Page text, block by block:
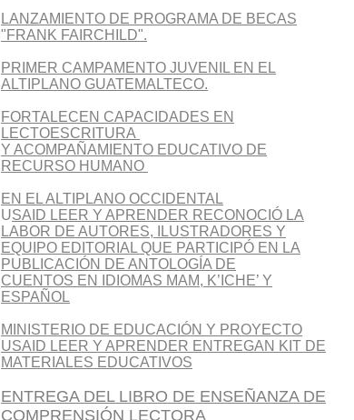
LANZAMIENTO DE PROGRAMA DE BECAS
"FRANK FAIRCHILD".
PRIMER CAMPAMENTO JUVENIL EN EL
ALTIPLANO GUATEMALTECO.
FORTALECEN CAPACIDADES EN
LECTOESCRITURA
Y ACOMPAÑAMIENTO EDUCATIVO DE
RECURSO HUMANO
EN EL ALTIPLANO OCCIDENTAL
USAID LEER Y APRENDER RECONOCIÓ LA
LABOR DE AUTORES, ILUSTRADORES Y
EQUIPO EDITORIAL QUE PARTICIPÓ EN LA
PUBLICACIÓN DE ANTOLOGÍA DE
CUENTOS EN IDIOMAS MAM, K’ICHE’ Y
ESPAÑOL
MINISTERIO DE EDUCACIÓN Y PROYECTO
USAID LEER Y APRENDER ENTREGAN KIT DE
MATERIALES EDUCATIVOS
ENTREGA DEL LIBRO DE ENSEÑANZA DE
COMPRENSIÓN LECTORA